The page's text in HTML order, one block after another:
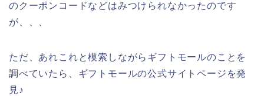
のクーポンコードなどはみつけられなかったのです
が、、、
ただ、あれこれと模索しながらギフトモールのことを
調べていたら、ギフトモールの公式サイトページを発
見♪